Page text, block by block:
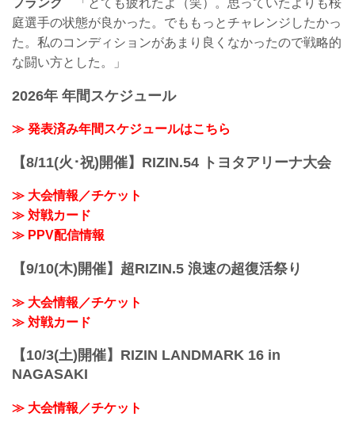
フランク
「とても疲れたよ（笑）。思っていたよりも桜
庭選手の状態が良かった。でももっとチャレンジしたかっ
た。私のコンディションがあまり良くなかったので戦略的
な闘い方とした。」
2026年 年間スケジュール
≫ 発表済み年間スケジュールはこちら
【8/11(火･祝)開催】RIZIN.54 トヨタアリーナ大会
≫ 大会情報／チケット
≫ 対戦カード
≫ PPV配信情報
【9/10(木)開催】超RIZIN.5 浪速の超復活祭り
≫ 大会情報／チケット
≫ 対戦カード
【10/3(土)開催】RIZIN LANDMARK 16 in
NAGASAKI
≫ 大会情報／チケット